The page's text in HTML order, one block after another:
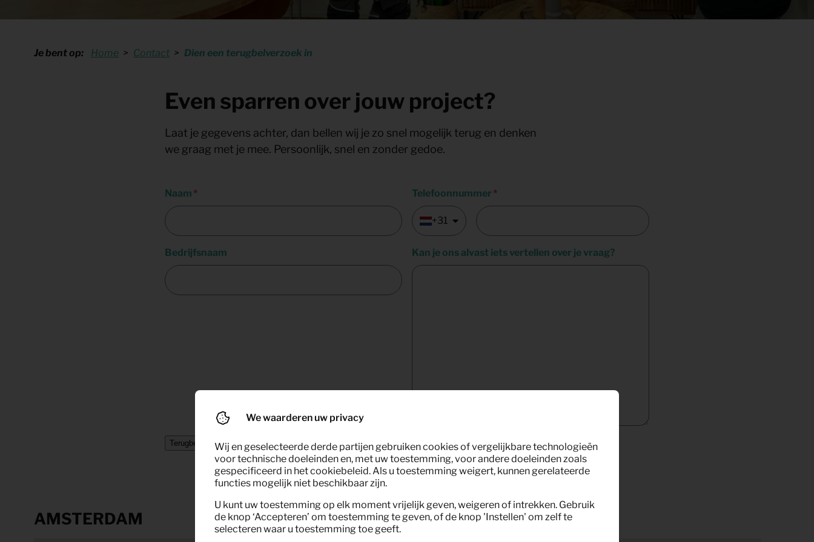
Je bent op: Home Contact Dien een terugbelverzoek in
Even sparren over jouw project?
Laat je gegevens achter, dan bellen wij je zo snel mogelijk terug en denken
we graag met je mee. Persoonlijk, snel en zonder gedoe.
Naam Telefoonnummer
+31
Bedrijfsnaam Kan je ons alvast iets vertellen over je vraag?
Terugbelverzoek indienen
AMSTERDAM GRONINGEN
We waarderen uw privacy
Wij en geselecteerde derde partijen gebruiken cookies of vergelijkbare technologieën
voor technische doeleinden en, met uw toestemming, voor andere doeleinden zoals
gespecificeerd in het cookiebeleid. Als u toestemming weigert, kunnen gerelateerde
functies mogelijk niet beschikbaar zijn.
U kunt uw toestemming op elk moment vrijelijk geven, weigeren of intrekken. Gebruik
de knop ‘Accepteren’ om toestemming te geven, of de knop 'Instellen' om zelf te
selecteren waar u toestemming toe geeft.